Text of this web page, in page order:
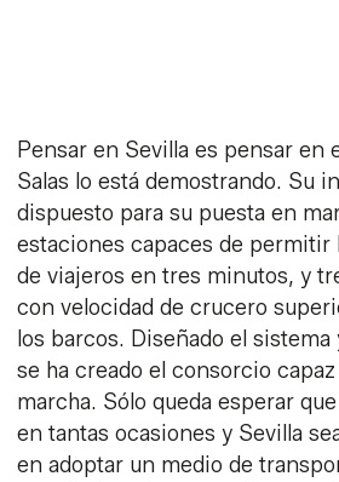
Pensar en Sevilla es pensar en
Salas lo está demostrando. Su
dispuesto para su puesta en
estaciones capaces de permitir
de viajeros en tres minutos, y
con velocidad de crucero
los barcos. Diseñado el
se ha creado el consorcio
marcha. Sólo queda esperar
en tantas ocasiones y Sevilla
en adoptar un medio de